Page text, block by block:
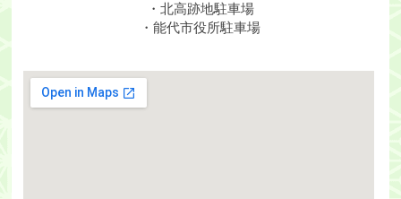
・北高跡地駐車場
・能代市役所駐車場